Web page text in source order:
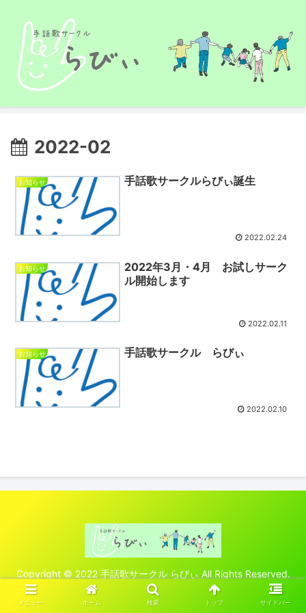
2022-02
お知らせ 手話歌サークルらびぃ誕生
2022.02.24
お知らせ
2022年3月・4月 お試しサーク
ル開始します
2022.02.11
お知らせ 手話歌サークル らびぃ
2022.02.10
Copyright © 2022 手話歌サークル らびぃ All Rights Reserved.
メニュー ホーム 検索 トップ サイドバー